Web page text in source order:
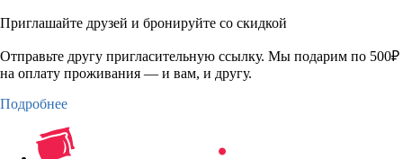
Приглашайте друзей и бронируйте со скидкой
Отправьте другу пригласительную ссылку. Мы подарим по 500₽
на оплату проживания — и вам, и другу.
Подробнее